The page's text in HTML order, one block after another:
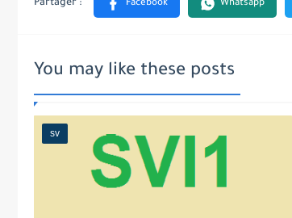
You may like these posts
sv